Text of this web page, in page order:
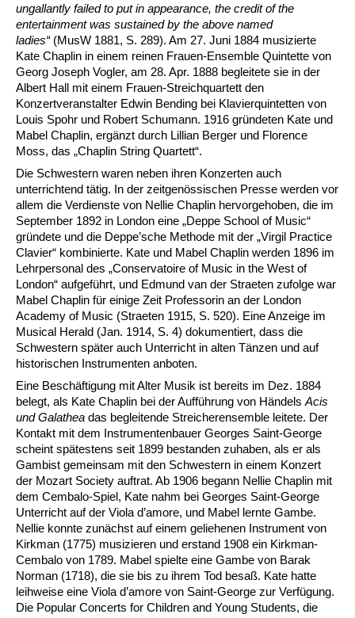
ungallantly failed to put in appearance, the credit of the
entertainment was sustained by the above named
ladies“ (MusW 1881, S. 289). Am 27. Juni 1884 musizierte
Kate Chaplin in einem reinen Frauen-Ensemble Quintette von
Georg Joseph Vogler, am 28. Apr. 1888 begleitete sie in der
Albert Hall mit einem Frauen-Streichquartett den
Konzertveranstalter Edwin Bending bei Klavierquintetten von
Louis Spohr und Robert Schumann. 1916 gründeten Kate und
Mabel Chaplin, ergänzt durch Lillian Berger und Florence
Moss, das „Chaplin String Quartett“.
Die Schwestern waren neben ihren Konzerten auch
unterrichtend tätig. In der zeitgenössischen Presse werden vor
allem die Verdienste von Nellie Chaplin hervorgehoben, die im
September 1892 in London eine „Deppe School of Music“
gründete und die Deppe’sche Methode mit der „Virgil Practice
Clavier“ kombinierte. Kate und Mabel Chaplin werden 1896 im
Lehrpersonal des „Conservatoire of Music in the West of
London“ aufgeführt, und Edmund van der Straeten zufolge war
Mabel Chaplin für einige Zeit Professorin an der London
Academy of Music (Straeten 1915, S. 520). Eine Anzeige im
Musical Herald (Jan. 1914, S. 4) dokumentiert, dass die
Schwestern später auch Unterricht in alten Tänzen und auf
historischen Instrumenten anboten.
Eine Beschäftigung mit Alter Musik ist bereits im Dez. 1884
belegt, als Kate Chaplin bei der Aufführung von Händels Acis
und Galathea das begleitende Streicherensemble leitete. Der
Kontakt mit dem Instrumentenbauer Georges Saint-George
scheint spätestens seit 1899 bestanden zuhaben, als er als
Gambist gemeinsam mit den Schwestern in einem Konzert
der Mozart Society auftrat. Ab 1906 begann Nellie Chaplin mit
dem Cembalo-Spiel, Kate nahm bei Georges Saint-George
Unterricht auf der Viola d’amore, und Mabel lernte Gambe.
Nellie konnte zunächst auf einem geliehenen Instrument von
Kirkman (1775) musizieren und erstand 1908 ein Kirkman-
Cembalo von 1789. Mabel spielte eine Gambe von Barak
Norman (1718), die sie bis zu ihrem Tod besaß. Kate hatte
leihweise eine Viola d’amore von Saint-George zur Verfügung.
Die Popular Concerts for Children and Young Students, die